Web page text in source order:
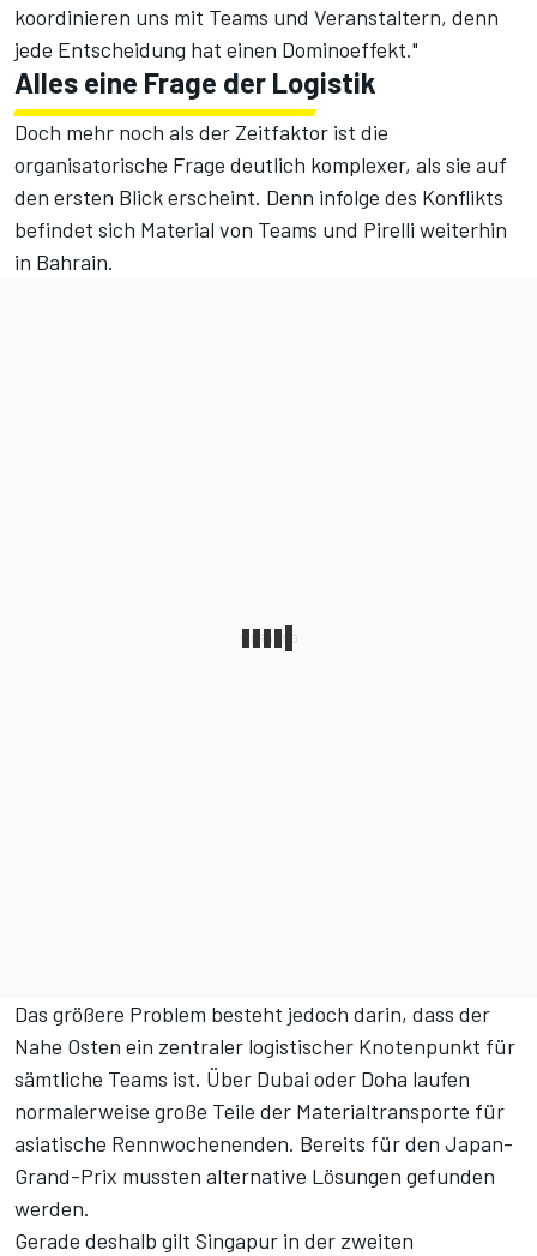
koordinieren uns mit Teams und Veranstaltern, denn
jede Entscheidung hat einen Dominoeffekt."
Alles eine Frage der Logistik
Doch mehr noch als der Zeitfaktor ist die
organisatorische Frage deutlich komplexer, als sie auf
den ersten Blick erscheint. Denn infolge des Konflikts
befindet sich Material von Teams und Pirelli weiterhin
in Bahrain.
Das größere Problem besteht jedoch darin, dass der
Nahe Osten ein zentraler logistischer Knotenpunkt für
sämtliche Teams ist. Über Dubai oder Doha laufen
normalerweise große Teile der Materialtransporte für
asiatische Rennwochenenden. Bereits für den Japan-
Grand-Prix mussten alternative Lösungen gefunden
werden.
Gerade deshalb gilt Singapur in der zweiten